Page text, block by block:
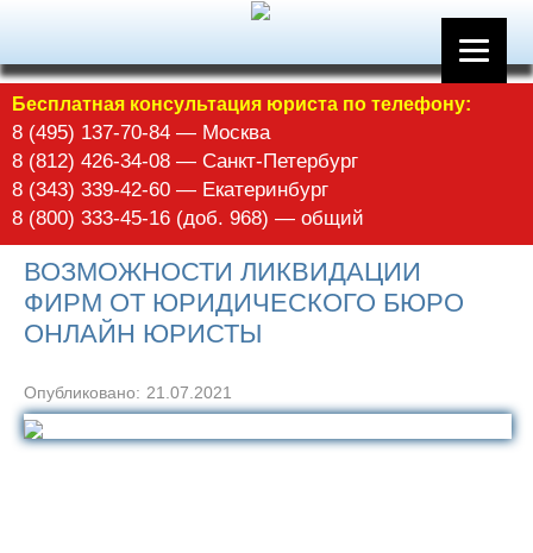
Бесплатная консультация юриста по телефону:
8 (495) 137-70-84 — Москва
8 (812) 426-34-08 — Санкт-Петербург
8 (343) 339-42-60 — Екатеринбург
8 (800) 333-45-16 (доб. 968) — общий
ВОЗМОЖНОСТИ ЛИКВИДАЦИИ
ФИРМ ОТ ЮРИДИЧЕСКОГО БЮРО
ОНЛАЙН ЮРИСТЫ
Опубликовано: 21.07.2021